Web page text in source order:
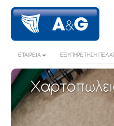
ΕΤΑΙΡΕΙΑ ΕΞΥΠΗΡΕΤΗΣΗ